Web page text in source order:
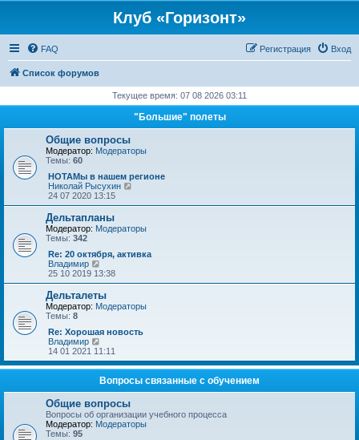
Клуб «Горизонт»
FAQ Вход
Регистрация
Список форумов
Текущее время: 07 08 2026 03:11
"Большие" полеты
Общие вопросы
Модератор: Модераторы
Темы: 60
НОТАМы в нашем регионе
Николай Рысухин
р
т
к
с
д
е
о
о
б
н
и
24 07 2020 13:15
Дельтапланы
Модератор: Модераторы
Темы: 342
Re: 20 октября, активка
Владимир
е
р
е
й
т
к
о
с
л
е
е
м
у
25 10 2019 13:38
Дельталеты
Модератор: Модераторы
Темы: 8
Re: Хорошая новость
Владимир
е
р
е
й
к
п
о
14 01 2021 11:11
Вопросы связанные с обучением
Общие вопросы
Вопросы об организации учебного процесса
Модератор: Модераторы
Темы: 95